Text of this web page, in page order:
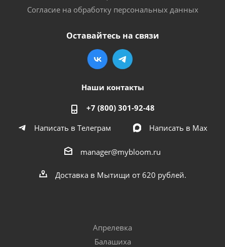
Согласие на обработку персональных данных
Оставайтесь на связи
Наши контакты
+7 (800) 301-92-48
Написать в Телеграм
Написать в Мах
manager@mybloom.ru
Доставка в Мытищи от 620 рублей.
Апрелевка
Балашиха